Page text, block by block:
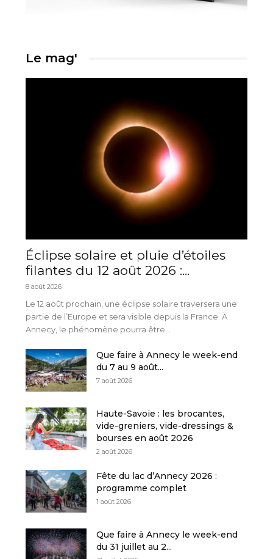
Le mag'
Éclipse solaire et pluie d’étoiles
filantes du 12 août 2026 :...
8 août 2026
Le 12 août prochain, une éclipse solaire traversera une
partie de l’Europe et sera visible depuis la France. À
Annecy, le phénomène pourra être...
Que faire à Annecy le week-end
du 7 au 9 août...
7 août 2026
Haute-Savoie : les brocantes,
vide-greniers, vide-dressings &
bourses en août 2026
2 août 2026
Fête du lac d’Annecy 2026 :
programme complet
1 août 2026
Que faire à Annecy le week-end
du 31 juillet au 2...